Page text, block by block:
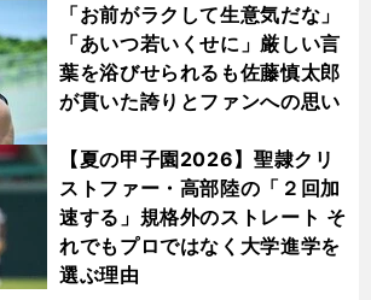
「お前がラクして生意気だな」
「あいつ若いくせに」厳しい言
葉を浴びせられるも佐藤慎太郎
が貫いた誇りとファンへの思い
【夏の甲子園2026】聖隷クリ
ストファー・高部陸の「２回加
速する」規格外のストレート そ
れでもプロではなく大学進学を
選ぶ理由